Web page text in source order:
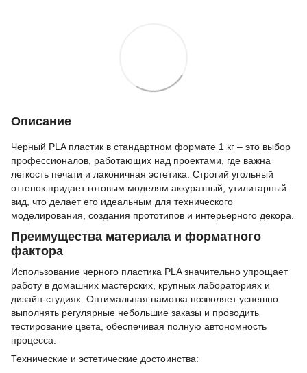
Описание
Черный PLA пластик в стандартном формате 1 кг – это выбор
профессионалов, работающих над проектами, где важна
легкость печати и лаконичная эстетика. Строгий угольный
оттенок придает готовым моделям аккуратный, утилитарный
вид, что делает его идеальным для технического
моделирования, создания прототипов и интерьерного декора.
Преимущества материала и форматного
фактора
Использование черного пластика PLA значительно упрощает
работу в домашних мастерских, крупных лабораториях и
дизайн-студиях. Оптимальная намотка позволяет успешно
выполнять регулярные небольшие заказы и проводить
тестирование цвета, обеспечивая полную автономность
процесса.
Технические и эстетические достоинства: